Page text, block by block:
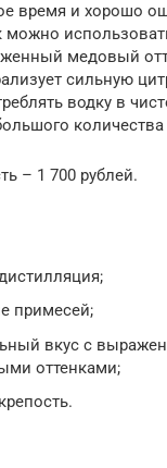
время и хорошо
можно
медовый
сильную
водку в
количества
– 1 700 рублей.
примесей;
вкус с
оттенками;